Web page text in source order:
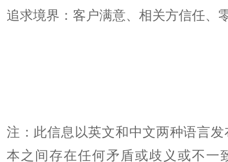
追求境界：客户满意、相关方信任、
注：此信息以英文和中文两种语言
本之间存在任何矛盾或歧义或不一